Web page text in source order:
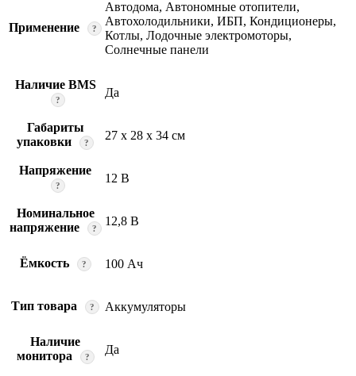
Применение ?
Автодома, Автономные отопители,
Автохолодильники, ИБП, Кондиционеры,
Котлы, Лодочные электромоторы,
Солнечные панели
Наличие BMS
?
Да
Габариты
упаковки
?
27 x 28 x 34 см
Напряжение
?
12 В
Номинальное
напряжение
?
12,8 В
Ёмкость ? 100 Ач
Тип товара ? Аккумуляторы
Наличие
монитора
?
Да